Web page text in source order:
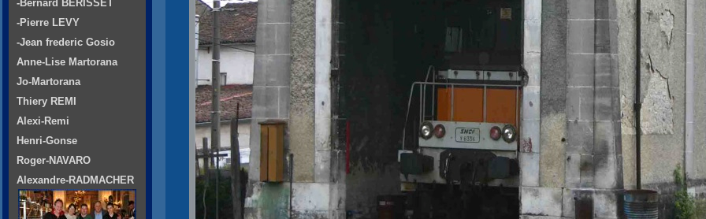
-Bernard BERISSET
-Pierre LEVY
-Jean frederic Gosio
Anne-Lise Martorana
Jo-Martorana
Thiery REMI
Alexi-Remi
Henri-Gonse
Roger-NAVARO
Alexandre-RADMACHER